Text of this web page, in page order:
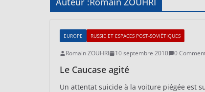
EUROPE RUSSIE ET ESPACES POST-SOVIÉTIQUES
Romain ZOUHRI 10 septembre 2010 0
Le Caucase agité
Un attentat suicide à la voiture piégée est